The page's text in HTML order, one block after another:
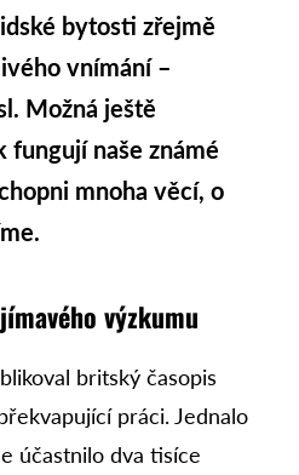
bytosti zřejmě
vnímání –
Možná ještě
fungují naše známé
mnoha věcí, o
výzkumu
britský časopis
práci. Jednalo
účastnilo dva tisíce